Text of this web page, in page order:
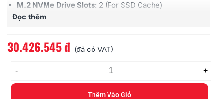
M.2 NVMe Drive Slots: 2 (For SSD Cache)
Hot swappable Drive
eSATA Port X 2
PCIe expansion : 1 x Gen3 x8 slot (x4 link)
Đọc thêm
30.426.545 đ (đã có VAT)
- +
Thêm Vào Giỏ